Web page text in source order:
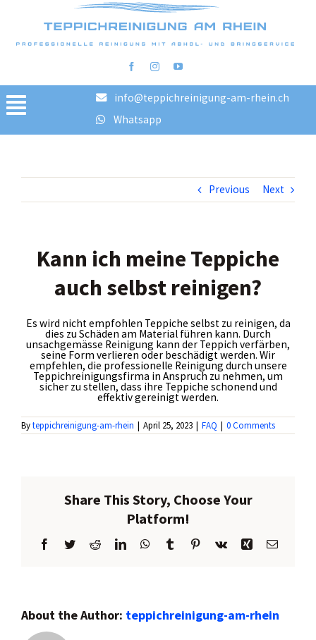
Toggle
Bilder vorher/nachher
Kontakt
info@teppichreinigung-am-rhein.ch
Whatsapp
Previous Next
Kann ich meine Teppiche
auch selbst reinigen?
Es wird nicht empfohlen Teppiche selbst zu reinigen, da
dies zu Schäden am Material führen kann. Durch
unsachgemässe Reinigung kann der Teppich verfärben,
seine Form verlieren oder beschädigt werden. Wir
empfehlen, die professionelle Reinigung durch unsere
Teppichreinigungsfirma in Anspruch zu nehmen, um
sicher zu stellen, dass ihre Teppiche schonend und
effektiv gereinigt werden.
Byteppichreinigung-am-rhein | April 25, 2023 | FAQ | 0 Comments
Share This Story, Choose Your
Platform!
Facebook
TwitterRedditLinkedInWhatsApp
TumblrPinterest
Vk Xing Email
About the Author: teppichreinigung-am-rhein